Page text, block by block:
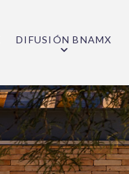
DIFUSIÓN BNAMX